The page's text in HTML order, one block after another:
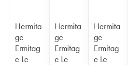
Hermita
ge
Ermitag
e Le
Hermita
ge
Ermitag
e Le
Hermita
ge
Ermitag
e Le